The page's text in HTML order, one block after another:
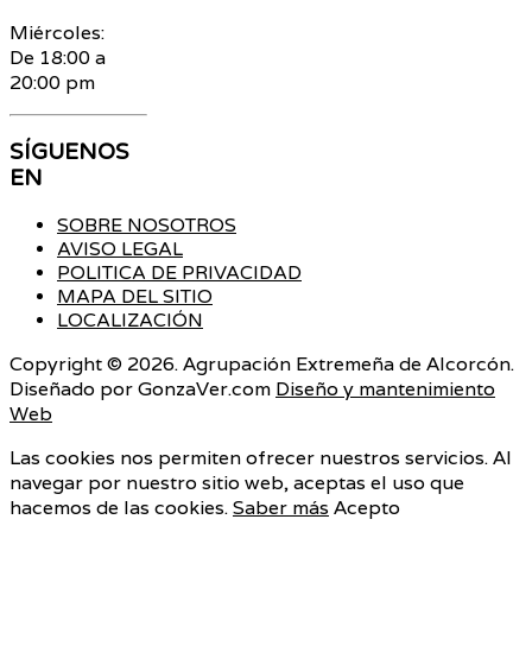
Miércoles:
De 18:00 a
20:00 pm
SÍGUENOS
EN
SOBRE NOSOTROS
AVISO LEGAL
POLITICA DE PRIVACIDAD
MAPA DEL SITIO
LOCALIZACIÓN
Copyright © 2026. Agrupación Extremeña de Alcorcón.
Diseñado por GonzaVer.com Diseño y mantenimiento
Web
Las cookies nos permiten ofrecer nuestros servicios. Al
navegar por nuestro sitio web, aceptas el uso que
hacemos de las cookies.Saber más Acepto